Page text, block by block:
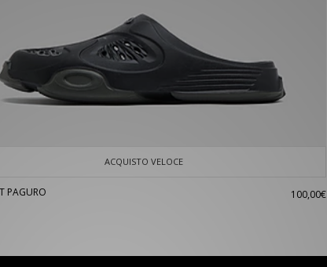
ACQUISTO VELOCE
PAGURO 100,00€